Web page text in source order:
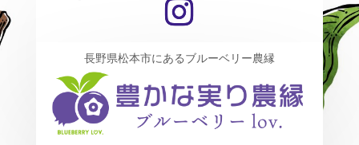
長野県松本市にあるブルーベリー農縁